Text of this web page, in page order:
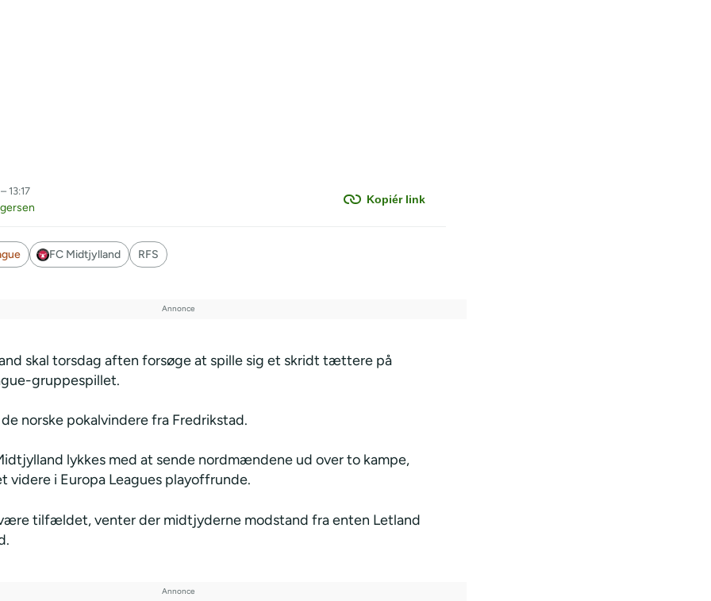
Kopiér link
13:17
FC Midtjylland RFS
skal torsdag aften forsøge at spille sig et skridt tættere på
gruppespillet.
norske pokalvindere fra Fredrikstad.
lykkes med at sende nordmændene ud over to kampe,
videre i Europa Leagues playoffrunde.
tilfældet, venter der midtjyderne modstand fra enten Letland